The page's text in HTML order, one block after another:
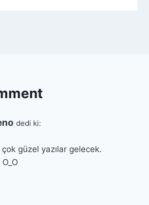
dedi ki:
güzel yazılar gelecek.